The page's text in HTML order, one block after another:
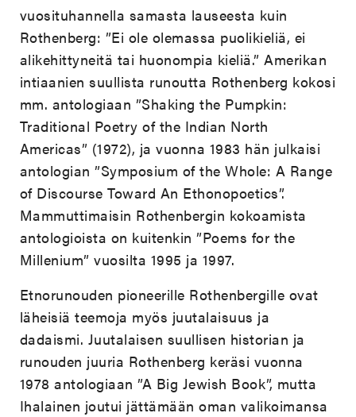
vuosituhannella samasta lauseesta kuin
Rothenberg: ”Ei ole olemassa puolikieliä, ei
alikehittyneitä tai huonompia kieliä.” Amerikan
intiaanien suullista runoutta Rothenberg kokosi
mm. antologiaan ”Shaking the Pumpkin:
Traditional Poetry of the Indian North
Americas” (1972), ja vuonna 1983 hän julkaisi
antologian ”Symposium of the Whole: A Range
of Discourse Toward An Ethonopoetics”.
Mammuttimaisin Rothenbergin kokoamista
antologioista on kuitenkin ”Poems for the
Millenium” vuosilta 1995 ja 1997.
Etnorunouden pioneerille Rothenbergille ovat
läheisiä teemoja myös juutalaisuus ja
dadaismi. Juutalaisen suullisen historian ja
runouden juuria Rothenberg keräsi vuonna
1978 antologiaan ”A Big Jewish Book”, mutta
Ihalainen joutui jättämään oman valikoimansa